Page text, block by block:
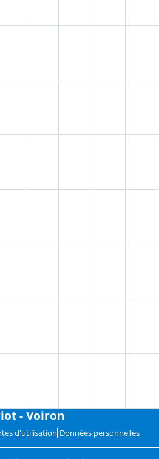
- Voiron
d'utilisation Données personnelles